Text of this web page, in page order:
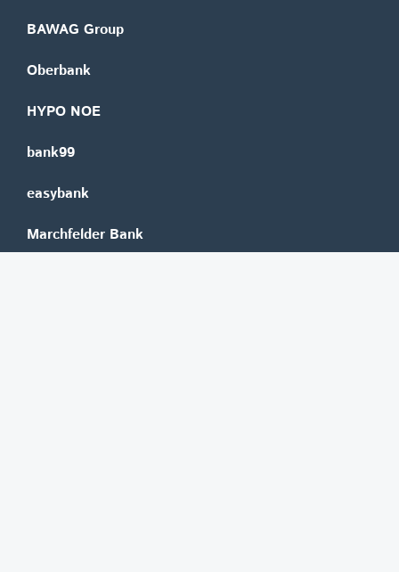
BAWAG Group
Oberbank
HYPO NOE
bank99
easybank
Marchfelder Bank